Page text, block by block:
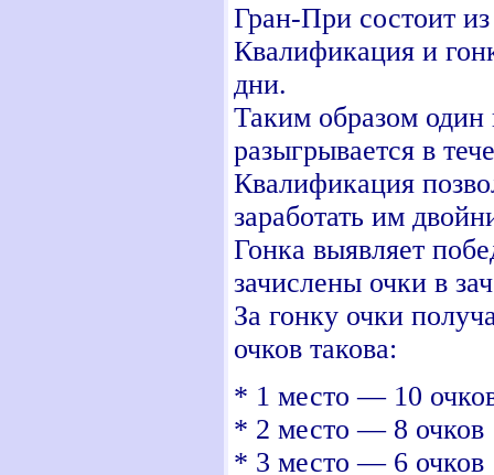
Гран-При состоит
Квалификация и
дни.
Таким образом
разыгрывается в
Квалификация
заработать им
Гонка выявляет
зачислены очки в
За гонку очки
очков такова:
* 1 место — 10
* 2 место — 8 очков
* 3 место — 6 очков